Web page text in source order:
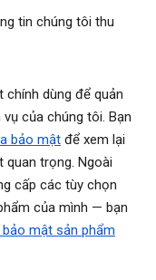
tin chúng tôi thu
dùng để quản
của chúng tôi. Bạn
bảo mật để xem lại
trọng. Ngoài
cấp các tùy chọn
của mình — bạn
bảo mật sản phẩm